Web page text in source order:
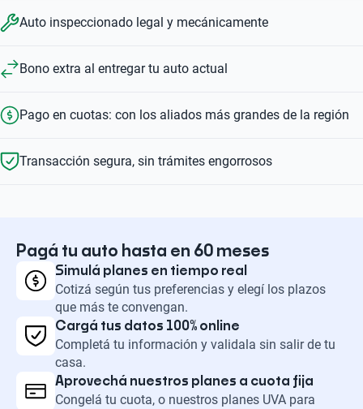
Auto inspeccionado legal y mecánicamente
Bono extra al entregar tu auto actual
Pago en cuotas: con los aliados más grandes de la región
Transacción segura, sin trámites engorrosos
Pagá tu auto hasta en 60 meses
Simulá planes en tiempo real
Cotizá según tus preferencias y elegí los plazos
que más te convengan.
Cargá tus datos 100% online
Completá tu información y validala sin salir de tu
casa.
Aprovechá nuestros planes a cuota fija
Congelá tu cuota, o nuestros planes UVA para